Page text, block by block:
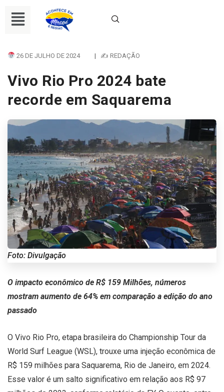
26 DE JULHO DE 2024 | ✍ REDAÇÃO
Vivo Rio Pro 2024 bate
recorde em Saquarema
Foto: Divulgação
O impacto econômico de R$ 159 Milhões, números
mostram aumento de 64% em comparação a edição do ano
passado
O Vivo Rio Pro, etapa brasileira do Championship Tour da
World Surf League (WSL), trouxe uma injeção econômica de
R$ 159 milhões para Saquarema, Rio de Janeiro, em 2024.
Esse valor é um salto significativo em relação aos R$ 97